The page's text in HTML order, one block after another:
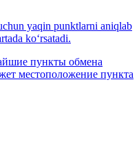
yaqin punktlarni aniqlab
ko‘rsatadi.
пункты обмена
местоположение пункта